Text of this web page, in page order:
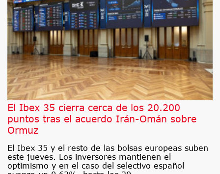
El Ibex 35 cierra cerca de los 20.200
puntos tras el acuerdo Irán-Omán sobre
Ormuz
El Ibex 35 y el resto de las bolsas europeas suben
este jueves. Los inversores mantienen el
optimismo y en el caso del selectivo español